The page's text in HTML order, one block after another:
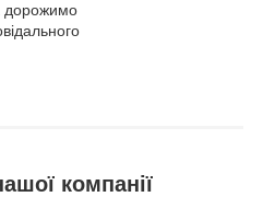
дорожимо
компанії